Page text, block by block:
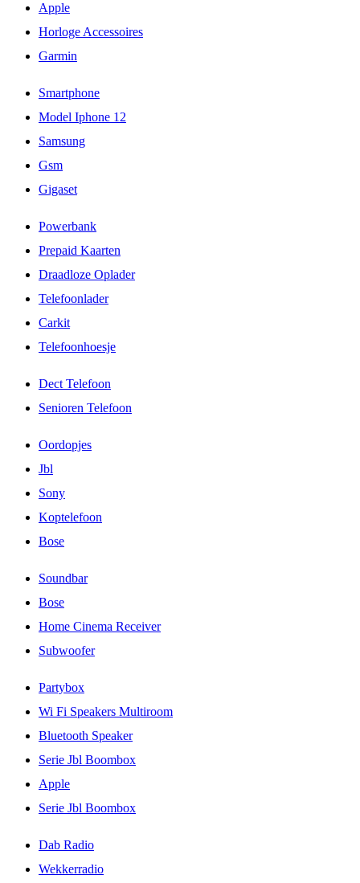
Apple
Horloge Accessoires
Garmin
Smartphone
Model Iphone 12
Samsung
Gsm
Gigaset
Powerbank
Prepaid Kaarten
Draadloze Oplader
Telefoonlader
Carkit
Telefoonhoesje
Dect Telefoon
Senioren Telefoon
Oordopjes
Jbl
Sony
Koptelefoon
Bose
Soundbar
Bose
Home Cinema Receiver
Subwoofer
Partybox
Wi Fi Speakers Multiroom
Bluetooth Speaker
Serie Jbl Boombox
Apple
Serie Jbl Boombox
Dab Radio
Wekkerradio